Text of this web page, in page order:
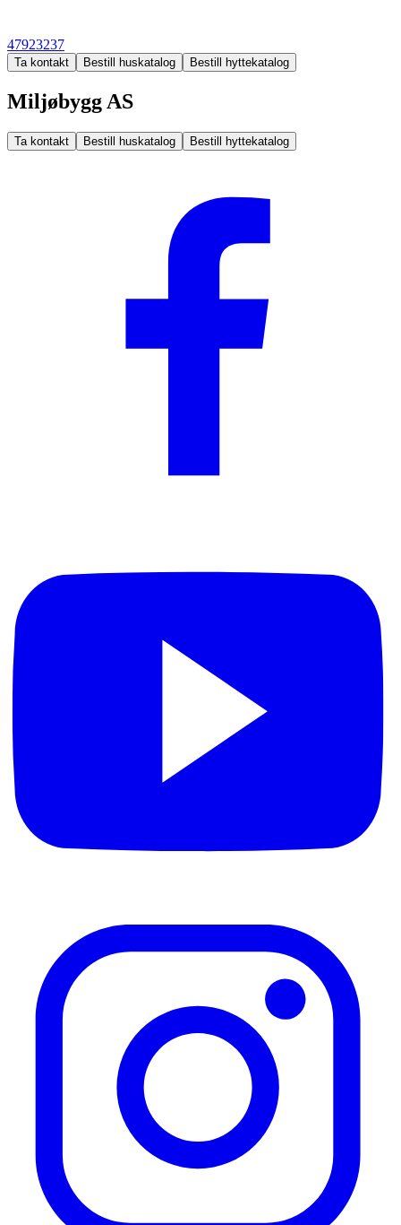
47923237
Ta kontakt Bestill huskatalog Bestill hyttekatalog
Miljøbygg AS
Ta kontakt Bestill huskatalog Bestill hyttekatalog